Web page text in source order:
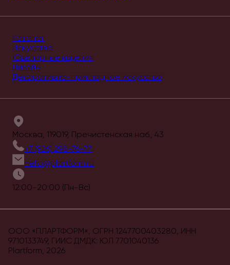
Каталог
Искусство
Ювелирные изделия
Дизайн
Декоративно-прикладное искусство
Москва, 119019, Пречистенская наб., 43
+7 (926) 298-76-77
hello@plartform.ru
12:00-20:00 (Пн-Вс)
ООО «ПЛАРТФОРМ», ОГРН 1247700403280, ИНН
9710133749, ГИИС ДМДК: ЮЛ 7701040136
Plartform, 2026